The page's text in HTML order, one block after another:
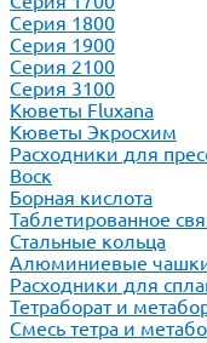
Серия 1800
Серия 1900
Серия 2100
Серия 3100
Кюветы Fluxana
Кюветы Экросхим
Расходники для
Воск
Борная кислота
Таблетированное
Стальные кольца
Алюминиевые
Расходники для
Тетраборат и
Смесь тетра и